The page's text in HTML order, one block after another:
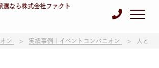
遣なら株式会社ファクト
ン 実績事例｜イベントコンパニオン 人とく